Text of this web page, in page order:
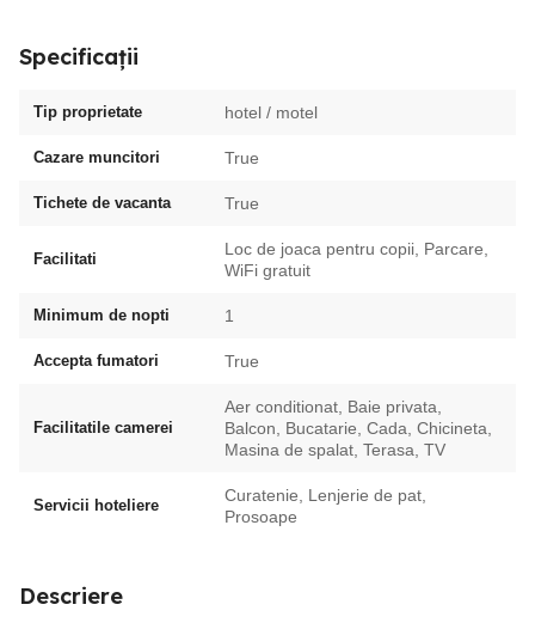
Specificații
Tip proprietate hotel / motel
Cazare muncitori True
Tichete de vacanta True
Facilitati
Loc de joaca pentru copii, Parcare,
WiFi gratuit
Minimum de nopti 1
Accepta fumatori True
Facilitatile camerei
Aer conditionat, Baie privata,
Balcon, Bucatarie, Cada, Chicineta,
Masina de spalat, Terasa, TV
Servicii hoteliere
Curatenie, Lenjerie de pat,
Prosoape
Descriere